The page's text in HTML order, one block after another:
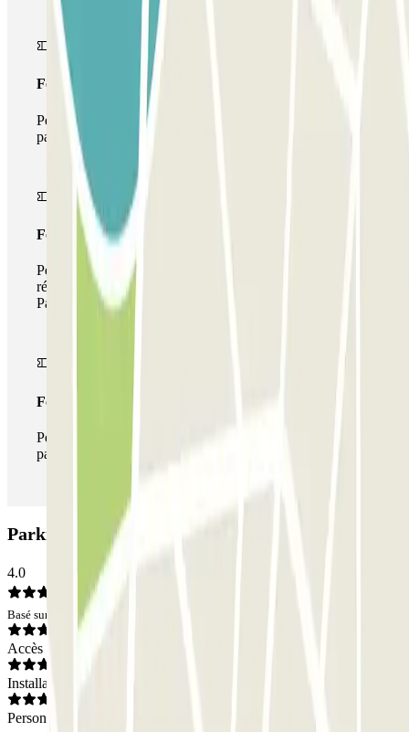
Forfait Simple
Pendant votre séjour, vous ne pourrez entrer et sortir du
parking qu'une seule fois
Forfait de stationnement multiple
Pendant votre séjour, vous pouvez utiliser l'ensemble du
réseau de parkings de cet opérateur disponible sur
Parclick.
Forfait illimité
Pendant votre séjour, vous pouvez entrer et sortir du
parking aussi souvent que vous le souhaitez.
Parking HOMELY Torrelaguna: Avis
4.0
Basé sur 21 avis
Accès
Installations
Personnel